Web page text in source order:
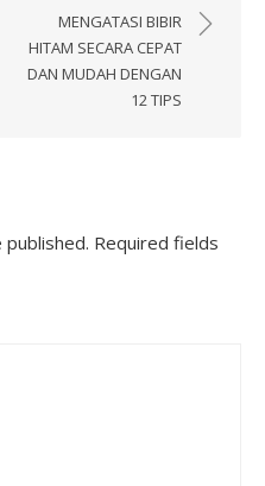
MENGATASI BIBIR
HITAM SECARA CEPAT
DAN MUDAH DENGAN
12 TIPS
Required fields